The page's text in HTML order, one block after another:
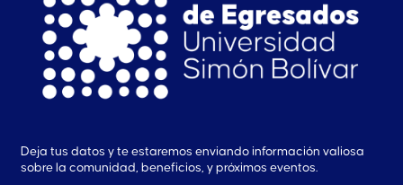
Deja tus datos y te estaremos enviando información valiosa
sobre la comunidad, beneficios, y próximos eventos.